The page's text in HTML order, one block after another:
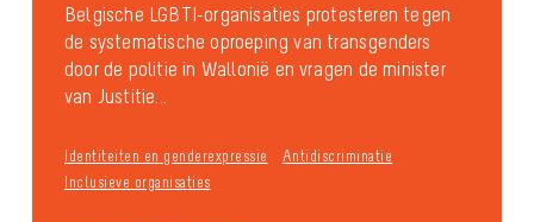
Belgische LGBTI-organisaties protesteren tegen
de systematische oproeping van transgenders
door de politie in Wallonië en vragen de minister
van Justitie...
Identiteiten en genderexpressie
Antidiscriminatie
Inclusieve organisaties